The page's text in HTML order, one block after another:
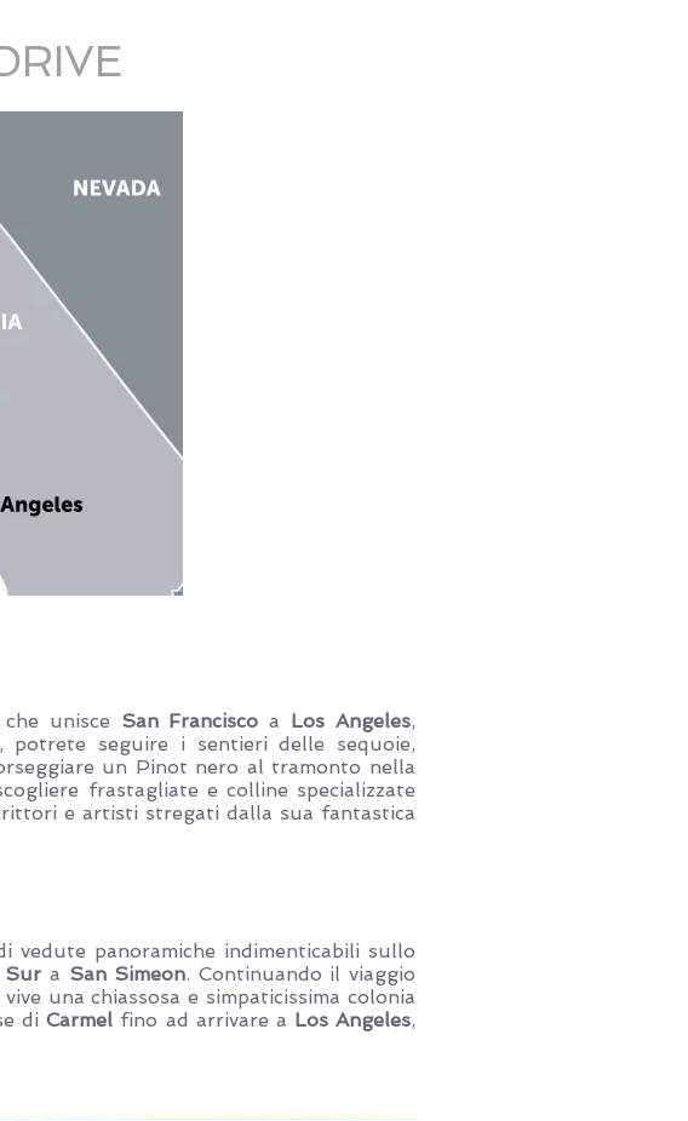
che unisce San Francisco a Los Angeles,
potrete seguire i sentieri delle sequoie,
un Pinot nero al tramonto nella
frastagliate e colline specializzate
e artisti stregati dalla sua fantastica
vedute panoramiche indimenticabili sullo
Sur a San Simeon. Continuando il viaggio
una chiassosa e simpaticissima colonia
diCarmel fino ad arrivare a Los Angeles,